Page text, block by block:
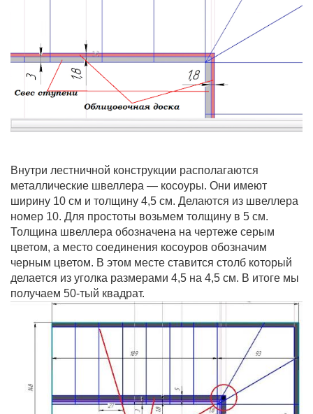
Внутри лестничной конструкции располагаются
металлические швеллера — косоуры. Они имеют
ширину 10 см и толщину 4,5 см. Делаются из швеллера
номер 10. Для простоты возьмем толщину в 5 см.
Толщина швеллера обозначена на чертеже серым
цветом, а место соединения косоуров обозначим
черным цветом. В этом месте ставится столб который
делается из уголка размерами 4,5 на 4,5 см. В итоге мы
получаем 50-тый квадрат.